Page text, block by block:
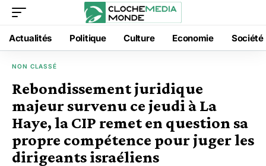
Actualités Politique Culture Economie Société
NON CLASSÉ
Rebondissement juridique
majeur survenu ce jeudi à La
Haye, la CIP remet en question sa
propre compétence pour juger les
dirigeants israéliens